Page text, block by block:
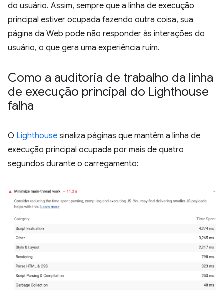
do usuário. Assim, sempre que a linha de execução
principal estiver ocupada fazendo outra coisa, sua
página da Web pode não responder às interações do
usuário, o que gera uma experiência ruim.
Como a auditoria de trabalho da linha
de execução principal do Lighthouse
falha
O Lighthouse sinaliza páginas que mantêm a linha de
execução principal ocupada por mais de quatro
segundos durante o carregamento: